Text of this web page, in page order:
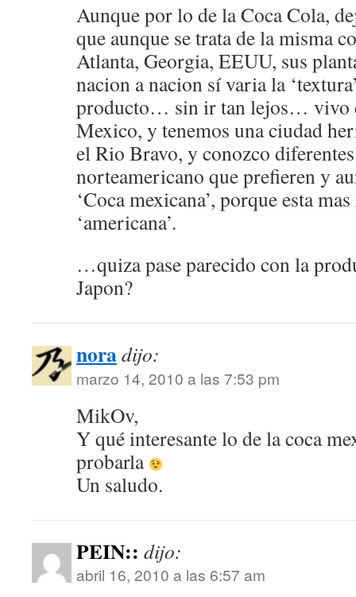
Aunque por lo de la Coca Cola,
que aunque se trata de la misma
Atlanta, Georgia, EEUU, sus
nacion a nacion sí varia la
producto… sin ir tan lejos… vivo
Mexico, y tenemos una ciudad
el Rio Bravo, y conozco
norteamericano que prefieren y
‘Coca mexicana’, porque esta
‘americana’.
…quiza pase parecido con la
Japon?
noradijo:
marzo 14, 2010 a las 7:53 pm
MikOv,
Y qué interesante lo de la coca
probarla
Un saludo.
PEIN:: dijo:
abril 16, 2010 a las 6:57 am